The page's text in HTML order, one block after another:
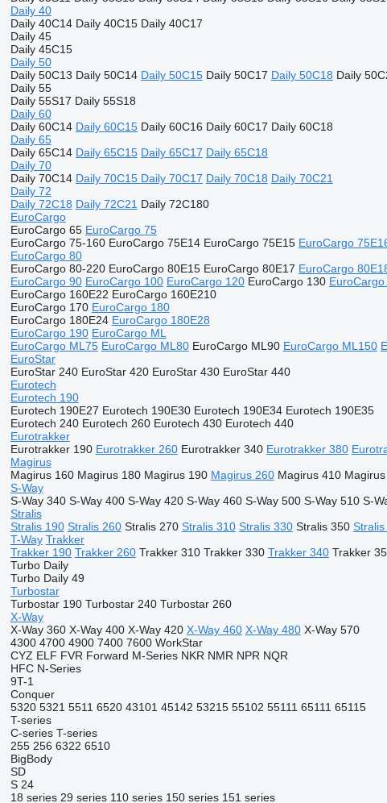
Daily 40
Daily 40C14 Daily 40C15 Daily 40C17
Daily 45
Daily 45C15
Daily 50
Daily 50C13 Daily 50C14 Daily 50C15 Daily 50C17 Daily 50C18 Daily
Daily 55
Daily 55S17 Daily 55S18
Daily 60
Daily 60C14 Daily 60C15 Daily 60C16 Daily 60C17 Daily 60C18
Daily 65
Daily 65C14 Daily 65C15 Daily 65C17 Daily 65C18
Daily 70
Daily 70C14 Daily 70C15 Daily 70C17 Daily 70C18 Daily 70C21
Daily 72
Daily 72C18 Daily 72C21 Daily 72C180
EuroCargo
EuroCargo 65 EuroCargo 75
EuroCargo 75-160 EuroCargo 75E14 EuroCargo 75E15 EuroCargo
EuroCargo 80
EuroCargo 80-220 EuroCargo 80E15 EuroCargo 80E17 EuroCargo
EuroCargo 90 EuroCargo 100 EuroCargo 120 EuroCargo 130
EuroCargo 160E22 EuroCargo 160E210
EuroCargo 170 EuroCargo 180
EuroCargo 180E24 EuroCargo 180E28
EuroCargo 190 EuroCargo ML
EuroCargo ML75 EuroCargo ML80 EuroCargo ML90 EuroCargo ML150
EuroStar
EuroStar 240 EuroStar 420 EuroStar 430 EuroStar 440
Eurotech
Eurotech 190
Eurotech 190E27 Eurotech 190E30 Eurotech 190E34 Eurotech 190E35
Eurotech 240 Eurotech 260 Eurotech 430 Eurotech 440
Eurotrakker
Eurotrakker 190 Eurotrakker 260 Eurotrakker 340 Eurotrakker 380
Magirus
Magirus 160 Magirus 180 Magirus 190 Magirus 260 Magirus 410
S-Way
S-Way 340 S-Way 400 S-Way 420 S-Way 460 S-Way 500 S-Way 510 S-
Stralis
Stralis 190 Stralis 260 Stralis 270 Stralis 310 Stralis 330 Stralis 350
T-Way Trakker
Trakker 190 Trakker 260 Trakker 310 Trakker 330 Trakker 340 Trakker
Turbo Daily
Turbo Daily 49
Turbostar
Turbostar 190 Turbostar 240 Turbostar 260
X-Way
X-Way 360 X-Way 400 X-Way 420 X-Way 460 X-Way 480 X-Way 570
4300 4700 4900 7400 7600 WorkStar
CYZ ELF FVR Forward M-Series NKR NMR NPR NQR
HFC N-Series
9T-1
Conquer
5320 5321 5511 6520 43101 45142 53215 55102 55111 65111 65115
T-series
C-series T-series
255 256 6322 6510
BigBody
SD
S 24
18 series 29 series 110 series 150 series 151 series